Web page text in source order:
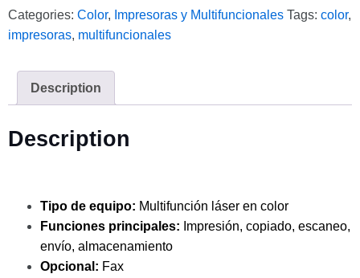
Categories: Color, Impresoras y Multifuncionales Tags: color,
impresoras, multifuncionales
Description
Description
Tipo de equipo: Multifunción láser en color
Funciones principales: Impresión, copiado, escaneo,
envío, almacenamiento
Opcional: Fax